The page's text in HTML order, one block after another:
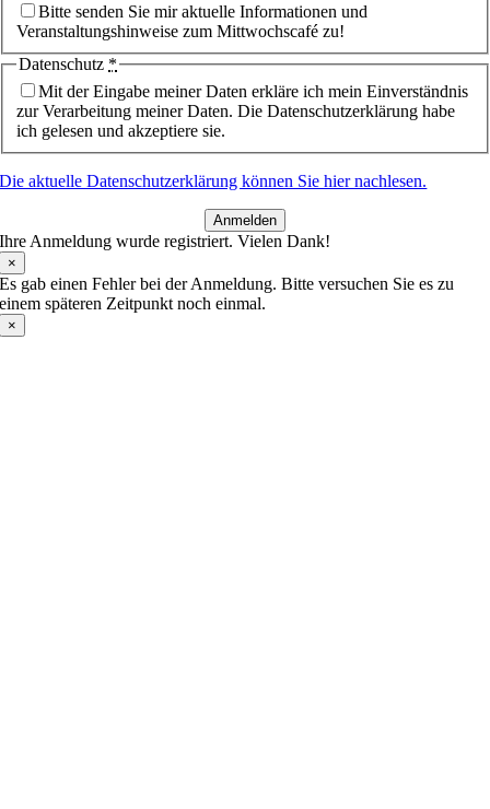
Bitte senden Sie mir aktuelle Informationen und
Veranstaltungshinweise zum Mittwochscafé zu!
Datenschutz *
Mit der Eingabe meiner Daten erkläre ich mein Einverständnis
zur Verarbeitung meiner Daten. Die Datenschutzerklärung habe
ich gelesen und akzeptiere sie.
Die aktuelle Datenschutzerklärung können Sie hier nachlesen.
Anmelden
Ihre Anmeldung wurde registriert. Vielen Dank!
×
Es gab einen Fehler bei der Anmeldung. Bitte versuchen Sie es zu
einem späteren Zeitpunkt noch einmal.
×